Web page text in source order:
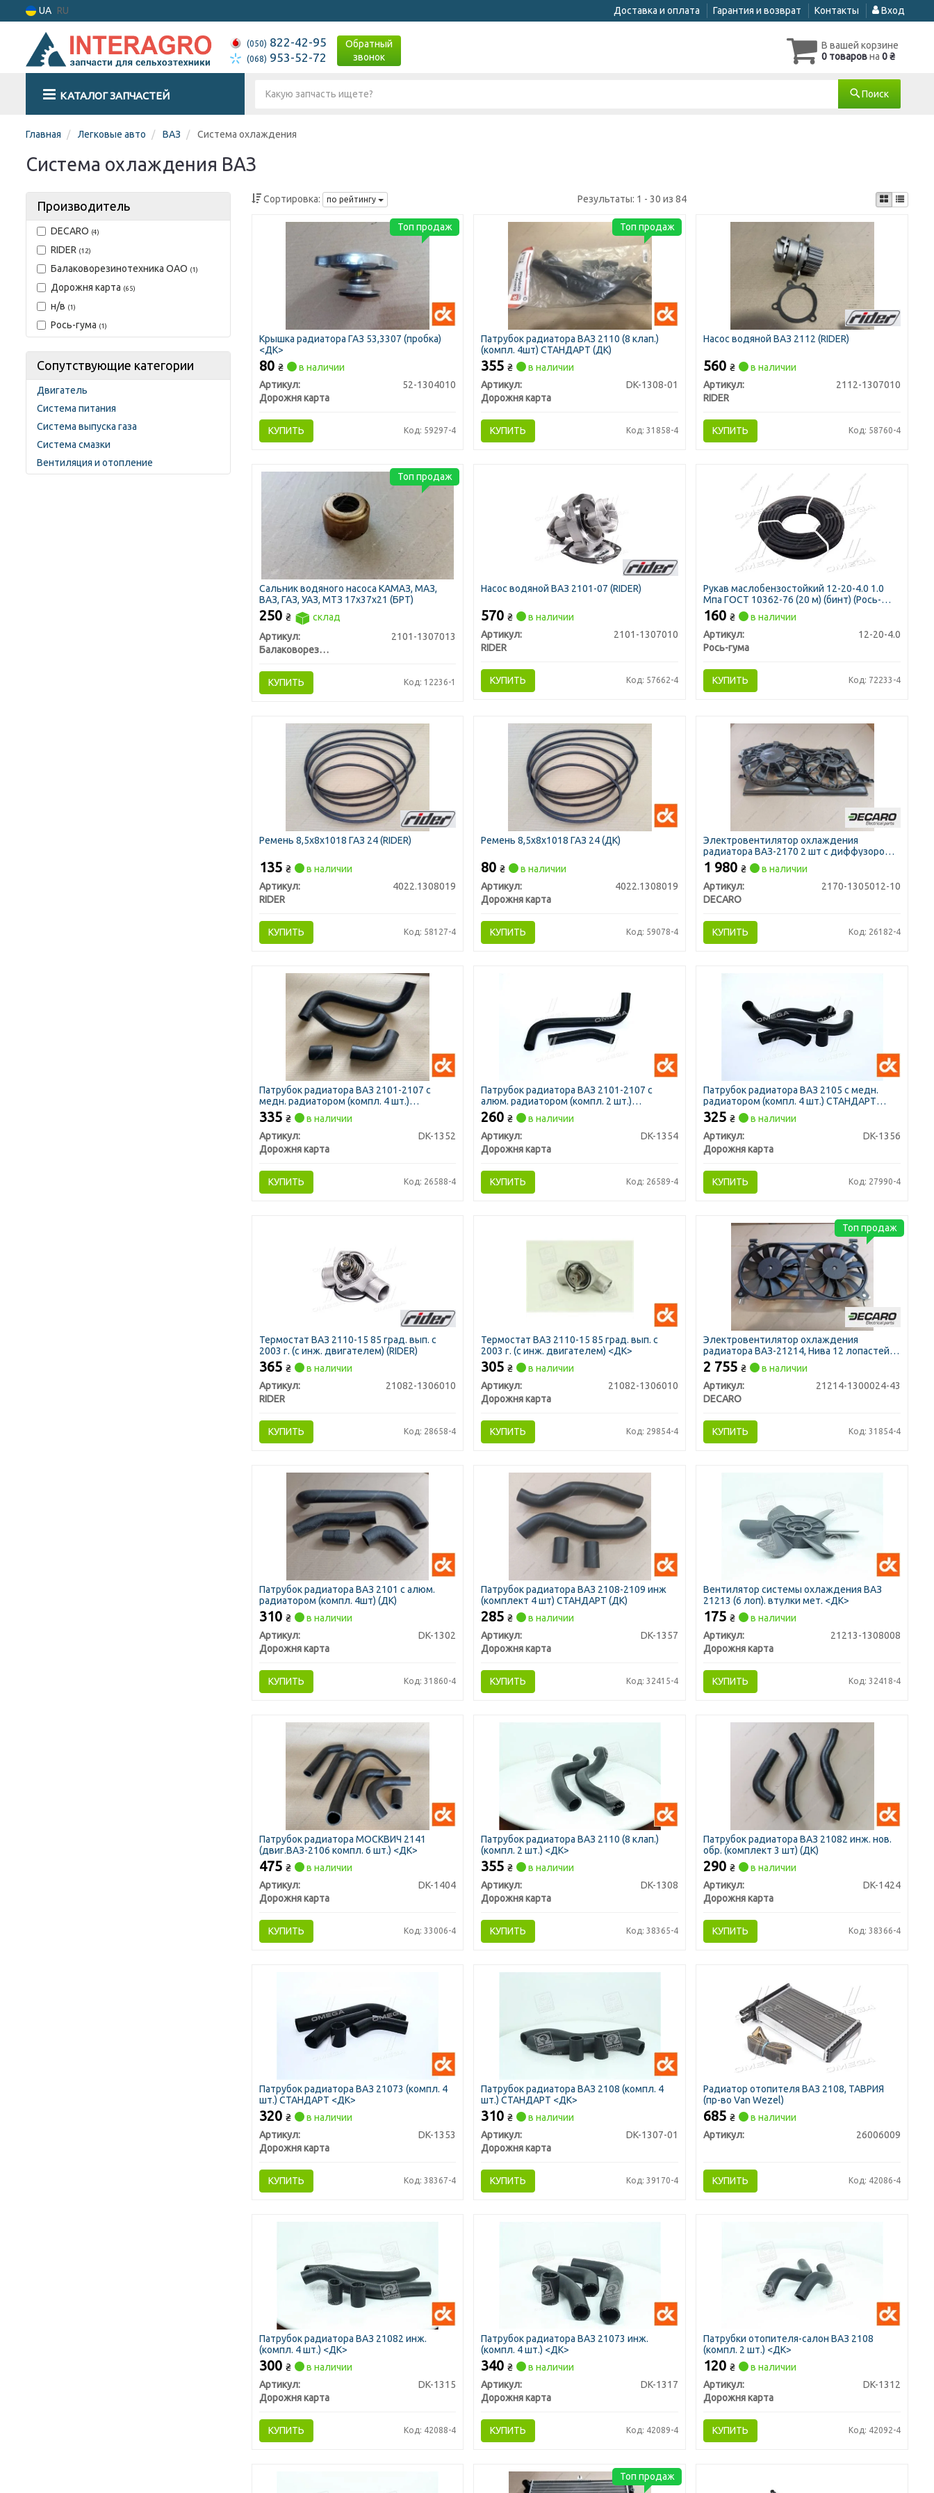
UA RU Доставка и оплата Гарантия и возврат Контакты Вход
(050) 822-42-95
(068) 953-52-72
Обратный
звонок
В вашей корзине
0 товаровна 0 ₴
КАТАЛОГ ЗАПЧАСТЕЙ Поиск
Главная Легковые авто ВАЗ Система охлаждения
Система охлаждения ВАЗ
Производитель
DECARO (4)
RIDER (12)
Балаковорезинотехника ОАО (1)
Дорожня карта (65)
н/в (1)
Рось-гума (1)
Сопутствующие категории
Двигатель
Система питания
Система выпуска газа
Система смазки
Вентиляция и отопление
Сортировка: по рейтингу Результаты: 1 - 30 из 84
Крышка радиатора ГАЗ 53,3307 (пробка)
<ДК>
80 ₴
в наличии
Артикул:
52-1304010
Дорожня карта
КУПИТЬ Код: 59297-4
Топ продаж
Патрубок радиатора ВАЗ 2110 (8 клап.)
(компл. 4шт) СТАНДАРТ (ДК)
355₴
в наличии
Артикул:
DK-1308-01
Дорожня карта
КУПИТЬ Код: 31858-4
Топ продаж
Насос водяной ВАЗ 2112 (RIDER)
560₴
в наличии
Артикул:
2112-1307010
RIDER
КУПИТЬ Код: 58760-4
Сальник водяного насоса КАМАЗ, МАЗ,
ВАЗ, ГАЗ, УАЗ, МТЗ 17х37х21 (БРТ)
250 ₴
склад
Артикул:
2101-1307013
Балаковорезинотехника ОАО
КУПИТЬ Код: 12236-1
Топ продаж
Насос водяной ВАЗ 2101-07 (RIDER)
570₴
в наличии
Артикул:
2101-1307010
RIDER
КУПИТЬ Код: 57662-4
Рукав маслобензостойкий 12-20-4.0 1.0
Мпа ГОСТ 10362-76 (20 м) (бинт) (Рось-
Гума)
160₴
в наличии
Артикул:
12-20-4.0
Рось-гума
КУПИТЬ Код: 72233-4
Ремень 8,5х8х1018 ГАЗ 24 (RIDER)
135 ₴
в наличии
Артикул:
4022.1308019
RIDER
КУПИТЬ Код: 58127-4
Ремень 8,5х8х1018 ГАЗ 24 (ДК)
80₴
в наличии
Артикул:
4022.1308019
Дорожня карта
КУПИТЬ Код: 59078-4
Электровентилятор охлаждения
радиатора ВАЗ-2170 2 шт с диффузором,
конд. Halla (DECARO)
1 980₴
в наличии
Артикул:
2170-1305012-10
DECARO
КУПИТЬ Код: 26182-4
Патрубок радиатора ВАЗ 2101-2107 с
медн. радиатором (компл. 4 шт.)
СТАНДАРТ <ДК>
335 ₴
в наличии
Артикул:
DK-1352
Дорожня карта
КУПИТЬ Код: 26588-4
Патрубок радиатора ВАЗ 2101-2107 с
алюм. радиатором (компл. 2 шт.)
СТАНДАРТ <ДК>
260₴
в наличии
Артикул:
DK-1354
Дорожня карта
КУПИТЬ Код: 26589-4
Патрубок радиатора ВАЗ 2105 с медн.
радиатором (компл. 4 шт.) СТАНДАРТ
<ДК>
325₴
в наличии
Артикул:
DK-1356
Дорожня карта
КУПИТЬ Код: 27990-4
Термостат ВАЗ 2110-15 85 град. вып. с
2003 г. (с инж. двигателем) (RIDER)
365 ₴
в наличии
Артикул:
21082-1306010
RIDER
КУПИТЬ Код: 28658-4
Термостат ВАЗ 2110-15 85 град. вып. с
2003 г. (с инж. двигателем) <ДК>
305₴
в наличии
Артикул:
21082-1306010
Дорожня карта
КУПИТЬ Код: 29854-4
Электровентилятор охлаждения
радиатора ВАЗ-21214, Нива 12 лопастей
двойной в сб. (DECARO)
2 755₴
в наличии
Артикул:
21214-1300024-43
DECARO
КУПИТЬ Код: 31854-4
Топ продаж
Патрубок радиатора ВАЗ 2101 с алюм.
радиатором (компл. 4шт) (ДК)
310 ₴
в наличии
Артикул:
DK-1302
Дорожня карта
КУПИТЬ Код: 31860-4
Патрубок радиатора ВАЗ 2108-2109 инж
(комплект 4 шт) СТАНДАРТ (ДК)
285₴
в наличии
Артикул:
DK-1357
Дорожня карта
КУПИТЬ Код: 32415-4
Вентилятор системы охлаждения ВАЗ
21213 (6 лоп). втулки мет. <ДК>
175₴
в наличии
Артикул:
21213-1308008
Дорожня карта
КУПИТЬ Код: 32418-4
Патрубок радиатора МОСКВИЧ 2141
(двиг.ВАЗ-2106 компл. 6 шт.) <ДК>
475 ₴
в наличии
Артикул:
DK-1404
Дорожня карта
КУПИТЬ Код: 33006-4
Патрубок радиатора ВАЗ 2110 (8 клап.)
(компл. 2 шт.) <ДК>
355₴
в наличии
Артикул:
DK-1308
Дорожня карта
КУПИТЬ Код: 38365-4
Патрубок радиатора ВАЗ 21082 инж. нов.
обр. (комплект 3 шт) (ДК)
290₴
в наличии
Артикул:
DK-1424
Дорожня карта
КУПИТЬ Код: 38366-4
Патрубок радиатора ВАЗ 21073 (компл. 4
шт.) СТАНДАРТ <ДК>
320 ₴
в наличии
Артикул:
DK-1353
Дорожня карта
КУПИТЬ Код: 38367-4
Патрубок радиатора ВАЗ 2108 (компл. 4
шт.) СТАНДАРТ <ДК>
310₴
в наличии
Артикул:
DK-1307-01
Дорожня карта
КУПИТЬ Код: 39170-4
Радиатор отопителя ВАЗ 2108, ТАВРИЯ
(пр-во Van Wezel)
685₴
в наличии
Артикул:
26006009
КУПИТЬ Код: 42086-4
Патрубок радиатора ВАЗ 21082 инж.
(компл. 4 шт.) <ДК>
300 ₴
в наличии
Артикул:
DK-1315
Дорожня карта
КУПИТЬ Код: 42088-4
Патрубок радиатора ВАЗ 21073 инж.
(компл. 4 шт.) <ДК>
340₴
в наличии
Артикул:
DK-1317
Дорожня карта
КУПИТЬ Код: 42089-4
Патрубки отопителя-салон ВАЗ 2108
(компл. 2 шт.) <ДК>
120₴
в наличии
Артикул:
DK-1312
Дорожня карта
КУПИТЬ Код: 42092-4
Топ продаж